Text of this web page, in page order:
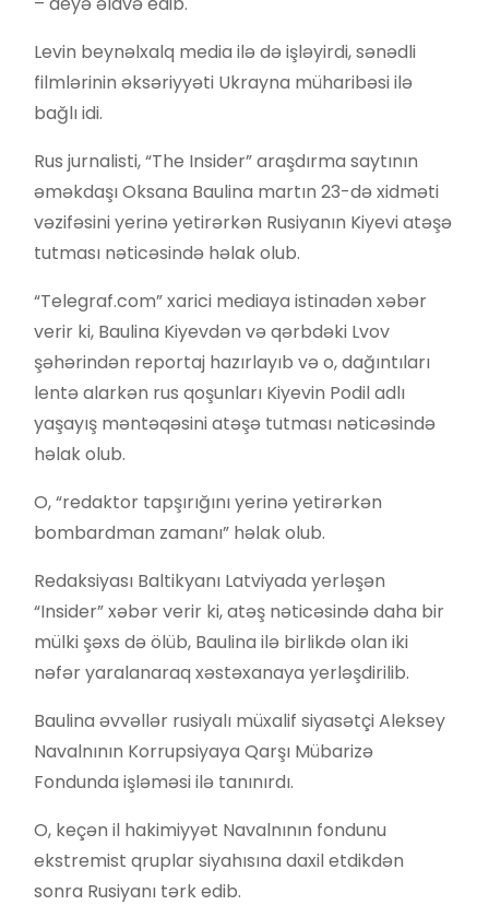
Levin beynəlxalq media ilə də işləyirdi, sənədli
filmlərinin əksəriyyəti Ukrayna müharibəsi ilə
bağlı idi.
Rus jurnalisti, “The Insider” araşdırma saytının
əməkdaşı Oksana Baulina martın 23-də xidməti
vəzifəsini yerinə yetirərkən Rusiyanın Kiyevi atəşə
tutması nəticəsində həlak olub.
“Telegraf.com” xarici mediaya istinadən xəbər
verir ki, Baulina Kiyevdən və qərbdəki Lvov
şəhərindən reportaj hazırlayıb və o, dağıntıları
lentə alarkən rus qoşunları Kiyevin Podil adlı
yaşayış məntəqəsini atəşə tutması nəticəsində
həlak olub.
O, “redaktor tapşırığını yerinə yetirərkən
bombardman zamanı” həlak olub.
Redaksiyası Baltikyanı Latviyada yerləşən
“Insider” xəbər verir ki, atəş nəticəsində daha bir
mülki şəxs də ölüb, Baulina ilə birlikdə olan iki
nəfər yaralanaraq xəstəxanaya yerləşdirilib.
Baulina əvvəllər rusiyalı müxalif siyasətçi Aleksey
Navalnının Korrupsiyaya Qarşı Mübarizə
Fondunda işləməsi ilə tanınırdı.
O, keçən il hakimiyyət Navalnının fondunu
ekstremist qruplar siyahısına daxil etdikdən
sonra Rusiyanı tərk edib.